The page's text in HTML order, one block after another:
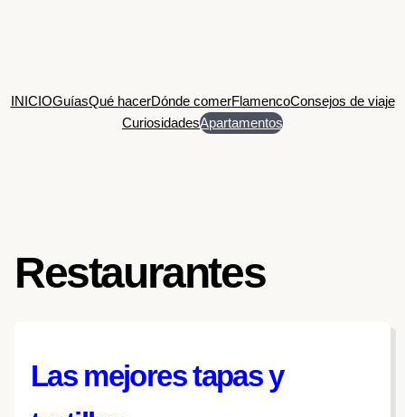
INICIOGuíasQué hacerDónde comerFlamencoConsejos de viaje
CuriosidadesApartamentos
Restaurantes
Las mejores tapas y